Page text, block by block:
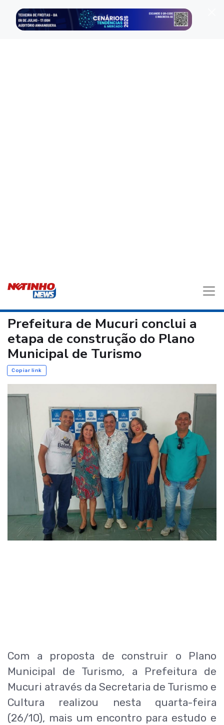
Prefeitura de Mucuri conclui a
etapa de construção do Plano
Municipal de Turismo
Copiar link
Com a proposta de construir o Plano
Municipal de Turismo, a Prefeitura de
Mucuri através da Secretaria de Turismo e
Cultura realizou nesta quarta-feira
(26/10), mais um encontro para estudo e